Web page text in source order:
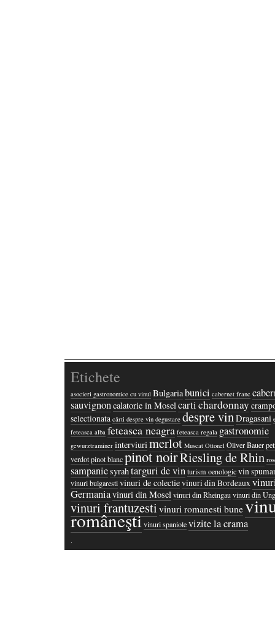
Etichete
asocieri gastronomice cu vinul Bulgariabunici cabernet franc
sauvignoncalatorie in Mosel cartichardonnay
selectionata cărti despre vin degustare despre vinDragasani
feteasca alba feteasca neagra feteasca regala gastronomie
gewurztraminer interviuri merlot Muscat Ottonel Oliver Bauer
verdotpinot blancpinot noirRiesling de Rhin
sampaniesyrahtarguri de vinturism oenologicvin
vinuri bulgarestivinuri de colectievinuri din Bordeaux
Germaniavinuri din Mosel vinuri din Rheingauvinuri din
vinuri frantuzesti vinuri romanesti bune
româneştivinuri spaniolevizite la crama
·